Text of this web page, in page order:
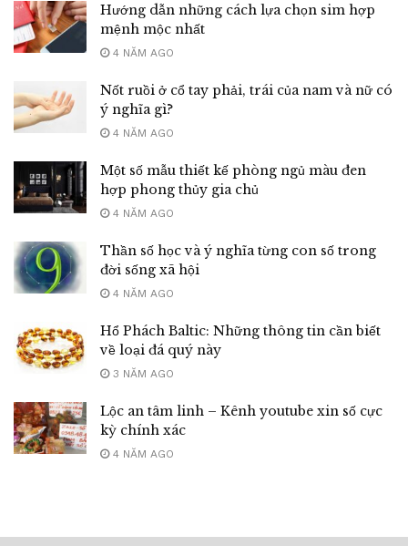
Hướng dẫn những cách lựa chọn sim hợp
mệnh mộc nhất
4 NĂM AGO
Nốt ruồi ở cổ tay phải, trái của nam và nữ có
ý nghĩa gì?
4 NĂM AGO
Một số mẫu thiết kế phòng ngủ màu đen
hợp phong thủy gia chủ
4 NĂM AGO
Thần số học và ý nghĩa từng con số trong
đời sống xã hội
4 NĂM AGO
Hổ Phách Baltic: Những thông tin cần biết
về loại đá quý này
3 NĂM AGO
Lộc an tâm linh – Kênh youtube xin số cực
kỳ chính xác
4 NĂM AGO